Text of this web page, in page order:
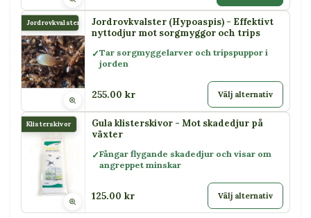
Jordrovkvalster
Jordrovkvalster (Hypoaspis) - Effektivt
nyttodjur mot sorgmyggor och trips
Tar sorgmyggelarver och tripspuppor i
jorden
255.00 kr Välj alternativ
Klisterskivor
Gula klisterskivor - Mot skadedjur på
växter
Fångar flygande skadedjur och visar om
angreppet minskar
125.00 kr Välj alternativ